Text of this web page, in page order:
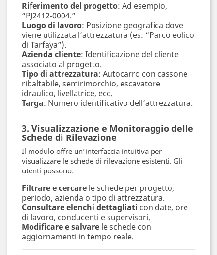
Riferimento del progetto: Ad esempio,
“PJ2412-0004.”
Luogo di lavoro: Posizione geografica dove
viene utilizzata l’attrezzatura (es: “Parco eolico
di Tarfaya”).
Azienda cliente: Identificazione del cliente
associato al progetto.
Tipo di attrezzatura: Autocarro con cassone
ribaltabile, semirimorchio, escavatore
idraulico, livellatrice, ecc.
Targa: Numero identificativo dell’attrezzatura.
3. Visualizzazione e Monitoraggio delle
Schede di Rilevazione
Il modulo offre un’interfaccia intuitiva per
visualizzare le schede di rilevazione esistenti. Gli
utenti possono:
Filtrare e cercare le schede per progetto,
periodo, azienda o tipo di attrezzatura.
Consultare elenchi dettagliati con date, ore
di lavoro, conducenti e supervisori.
Modificare e salvare le schede con
aggiornamenti in tempo reale.